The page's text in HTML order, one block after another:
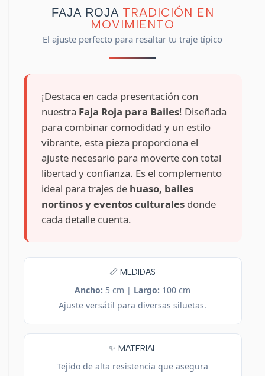
FAJA ROJA TRADICIÓN EN
MOVIMIENTO
El ajuste perfecto para resaltar tu traje típico
¡Destaca en cada presentación con
nuestra Faja Roja para Bailes! Diseñada
para combinar comodidad y un estilo
vibrante, esta pieza proporciona el
ajuste necesario para moverte con total
libertad y confianza. Es el complemento
ideal para trajes de huaso, bailes
nortinos y eventos culturalesdonde
cada detalle cuenta.
📏 MEDIDAS
Ancho: 5 cm | Largo: 100 cm
Ajuste versátil para diversas siluetas.
✨ MATERIAL
Tejido de alta resistencia que asegura